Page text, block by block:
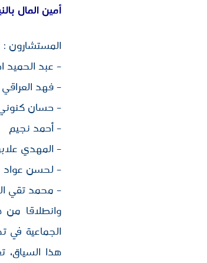
أمين المال
المستشارون :
– عبد الحميد
– ⁠فهد العراقي
– ⁠حسان
– ⁠أحمد نجيم
– ⁠المهدي
– ⁠لحسن عواد
– محمد ⁠تقي
وانطلاقا من
الجماعية في
هذا السياق،